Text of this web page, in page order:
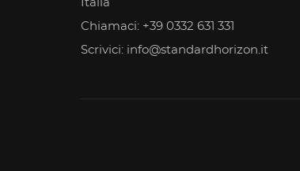
Italia
Chiamaci: +39 0332 631 331
Scrivici: info@standardhorizon.it